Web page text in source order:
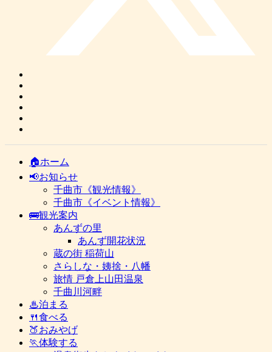
🏠ホーム
📢お知らせ
千曲市《観光情報》
千曲市《イベント情報》
🚌観光案内
あんずの里
あんず開花状況
蔵の街 稲荷山
さらしな・姨捨・八幡
旅情 戸倉上山田温泉
千曲川河畔
♨泊まる
🍴食べる
🍑おみやげ
🏃体験する